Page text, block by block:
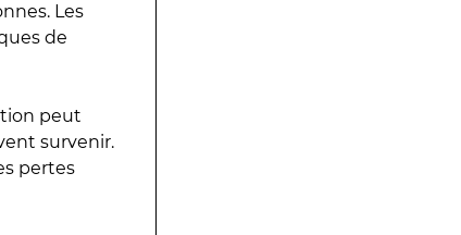
Les
de
peut
survenir.
pertes